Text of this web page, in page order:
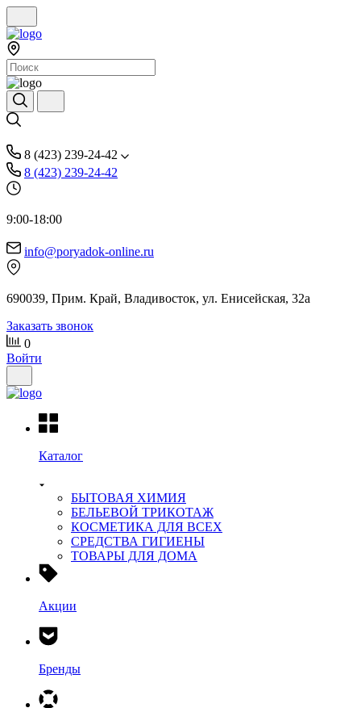
8 (423) 239-24-42
8 (423) 239-24-42
9:00-18:00
info@poryadok-online.ru
690039, Прим. Край, Владивосток, ул. Енисейская, 32а
Заказать звонок
0
Войти
Каталог
БЫТОВАЯ ХИМИЯ
БЕЛЬЕВОЙ ТРИКОТАЖ
КОСМЕТИКА ДЛЯ ВСЕХ
СРЕДСТВА ГИГИЕНЫ
ТОВАРЫ ДЛЯ ДОМА
Акции
Бренды